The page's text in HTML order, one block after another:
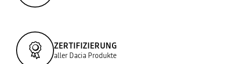
ZERTIFIZIERUNG
aller Dacia Produkte